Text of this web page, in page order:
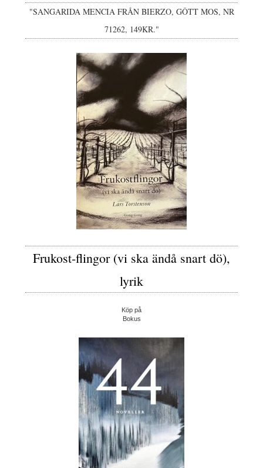
"SANGARIDA MENCIA FRÅN BIERZO, GÔTT MOS, NR
71262, 149KR."
Frukost-flingor (vi ska ändå snart dö),
lyrik
Köp på
Bokus